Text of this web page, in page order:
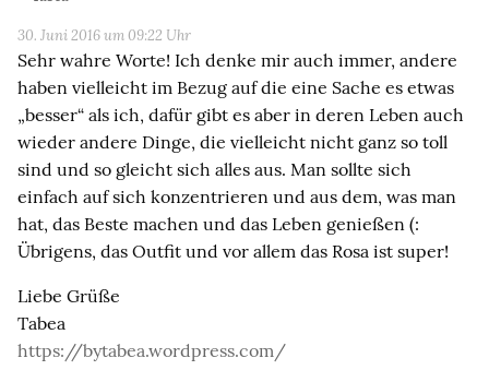
30. Juni 2016 um 09:22 Uhr
Sehr wahre Worte! Ich denke mir auch immer, andere
haben vielleicht im Bezug auf die eine Sache es etwas
„besser“ als ich, dafür gibt es aber in deren Leben auch
wieder andere Dinge, die vielleicht nicht ganz so toll
sind und so gleicht sich alles aus. Man sollte sich
einfach auf sich konzentrieren und aus dem, was man
hat, das Beste machen und das Leben genießen (:
Übrigens, das Outfit und vor allem das Rosa ist super!
Liebe Grüße
Tabea
https://bytabea.wordpress.com/